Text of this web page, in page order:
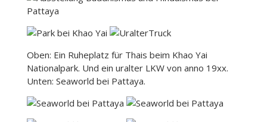
Oben: Ein Ruheplatz für Thais beim Khao Yai
Nationalpark. Und ein uralter LKW von anno 19xx.
Unten: Seaworld bei Pattaya.